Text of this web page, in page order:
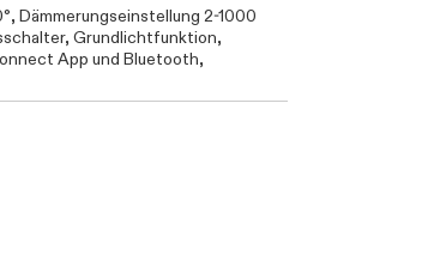
Dämmerungseinstellung 2-1000
Grundlichtfunktion,
App und Bluetooth,